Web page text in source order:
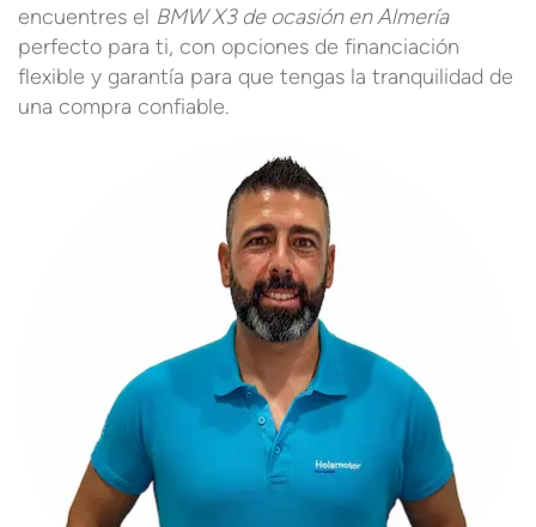
encuentres el BMW X3 de ocasión en Almería
perfecto para ti, con opciones de financiación
flexible y garantía para que tengas la tranquilidad de
una compra confiable.